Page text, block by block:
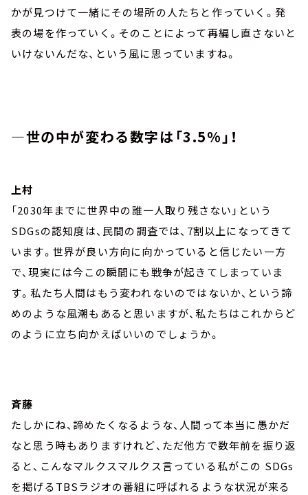
かが見つけて一緒にその場所の人たちと作っていく。発
表の場を作っていく。そのことによって再編し直さないと
いけないんだな、という風に思っていますね。
―世の中が変わる数字は「3.5%」！
上村
「2030年までに世界中の誰一人取り残さない」という
SDGsの認知度は、民間の調査では、7割以上になってきて
います。世界が良い方向に向かっていると信じたい一方
で、現実には今この瞬間にも戦争が起きてしまっていま
す。私たち人間はもう変われないのではないか、という諦
めのような風潮もあると思いますが、私たちはこれからど
のように立ち向かえばいいのでしょうか。
斉藤
たしかにね、諦めたくなるような、人間って本当に愚かだ
なと思う時もありますけれど、ただ他方で数年前を振り返
ると、こんなマルクスマルクス言っている私がこの SDGs
を掲げるTBSラジオの番組に呼ばれるような状況が来る